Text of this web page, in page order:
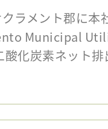
ラメント郡に本
Municipal
酸化炭素ネット